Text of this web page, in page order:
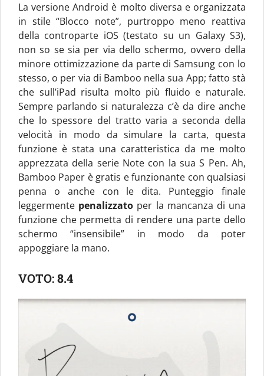
La versione Android è molto diversa e organizzata
in stile “Blocco note”, purtroppo meno reattiva
della controparte iOS (testato su un Galaxy S3),
non so se sia per via dello schermo, ovvero della
minore ottimizzazione da parte di Samsung con lo
stesso, o per via di Bamboo nella sua App; fatto stà
che sull’iPad risulta molto più fluido e naturale.
Sempre parlando si naturalezza c’è da dire anche
che lo spessore del tratto varia a seconda della
velocità in modo da simulare la carta, questa
funzione è stata una caratteristica da me molto
apprezzata della serie Note con la sua S Pen. Ah,
Bamboo Paper è gratis e funzionante con qualsiasi
penna o anche con le dita. Punteggio finale
leggermente penalizzato per la mancanza di una
funzione che permetta di rendere una parte dello
schermo “insensibile” in modo da poter
appoggiare la mano.
VOTO:8.4